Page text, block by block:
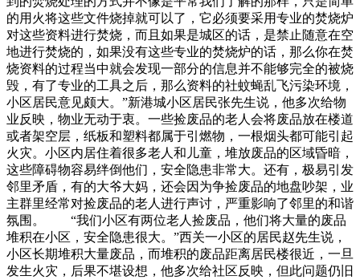
的用火将这些文件烧掉就可以了，它必须要采用专业的焚烧炉
对这些资料进行焚烧，而且如果是城区的话，是禁止随意在空
地进行焚烧的，如果没有这些专业的焚烧炉的话，那么你在焚
烧资料的过程当中就会发现一部分的信息并不能够完全的被烧
毁，有了专业的工具之后，那么资料的社蚊蝇乱飞污染环境，
小区居民意见颇大。”新港城小区居民张先生说，他多次给物
业反映，物业无动于衷。一些捡废品的老人会将废品放在楼道
或者架空层，纸板和塑料都属于引燃物，一根烟头都可能引起
火灾。小区内居住着很多老人和儿童，堆放废品的区域昏暗，
这些障碍物容易绊倒他们，安全隐患非常大。还有，极易引发
邻里矛盾，有的大爷大妈，还会因为争捡废品的地盘吵架，业
主群里经常对捡废品的老人进行声讨，严重影响了邻里的和谐
氛围。 “我们小区有两位老人捡废品，他们将大量的废品
堆积在小区，安全隐患很大。”西关一小区的居民赵先生说，
小区长期堆积大量废品，而堆积的废品距离居民楼很近，一旦
发生火灾，后果不堪设想，他多次给社区反映，但此问题仍旧